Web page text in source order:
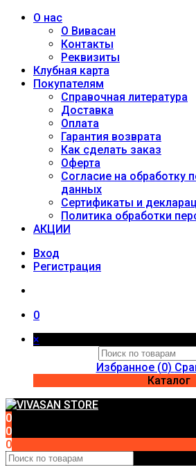
О нас
О Вивасан
Контакты
Реквизиты
Клубная карта
Покупателям
Справочная литература
Доставка
Оплата
Гарантия возврата
Как сделать заказ
Оферта
Согласие на обработку
данных
Сертификаты и
Политика обработки
АКЦИИ
Вход
Регистрация
0
×
Избранное (0)
Каталог
0
0
0